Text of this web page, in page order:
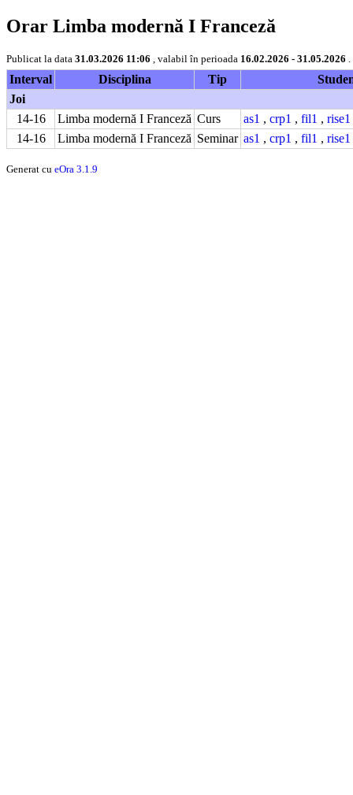
Orar Limba modernă I Franceză
Publicat la data 31.03.2026 11:06 , valabil în perioada 16.02.2026 - 31.05.2026
Interval Disciplina Tip
Joi
14-16
Limba modernă I Franceză Curs as1 , crp1 , fil1 , rise1
14-16
Limba modernă I Franceză Seminar as1 , crp1 , fil1 , rise1
Generat cu eOra 3.1.9